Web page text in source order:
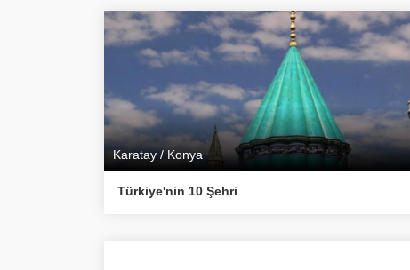
Karatay / Konya
Türkiye'nin 10 Şehri